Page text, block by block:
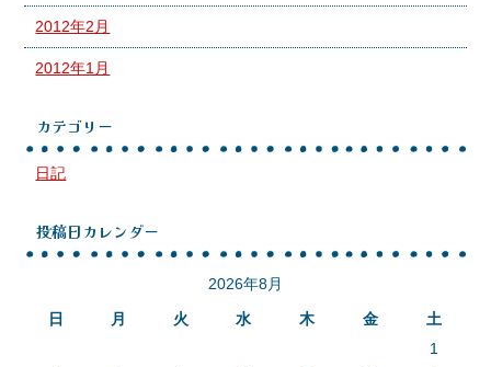
2012年2月
2012年1月
カテゴリー
日記
投稿日カレンダー
2026年8月
日
月 火 水 木 金 土
1